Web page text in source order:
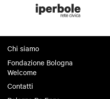
Chi siamo
Fondazione Bologna
Welcome
Contatti